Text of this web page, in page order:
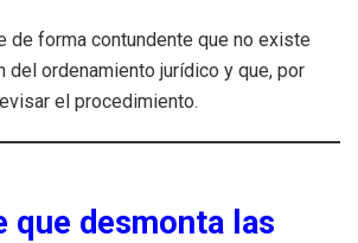
de forma contundente que no existe
del ordenamiento jurídico y que, por
el procedimiento.
que desmonta las